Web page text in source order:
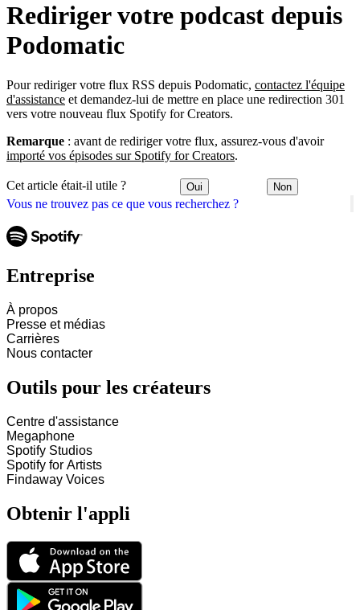
Vous ne trouvez pas ce que vous recherchez ?
Rediriger votre podcast depuis
Podomatic
Pour rediriger votre flux RSS depuis Podomatic, contactez l'équipe
d'assistance et demandez-lui de mettre en place une redirection 301
vers votre nouveau flux Spotify for Creators.
Remarque : avant de rediriger votre flux, assurez-vous d'avoir
importé vos épisodes sur Spotify for Creators.
Cet article était-il utile ? Oui Non
Entreprise
À propos
Presse et médias
Carrières
Nous contacter
Outils pour les créateurs
Centre d'assistance
Megaphone
Spotify Studios
Spotify for Artists
Findaway Voices
Obtenir l'appli